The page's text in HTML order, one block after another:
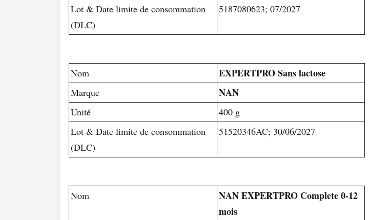
Lot & Date limite de consommation
(DLC)
5187080623; 07/2027
Nom EXPERTPRO Sans lactose
Marque NAN
Unité
400 g
Lot & Date limite de consommation
(DLC)
51520346AC; 30/06/2027
Nom
NAN EXPERTPRO Complete 0-12
mois